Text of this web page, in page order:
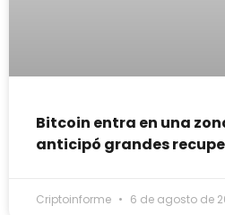
Bitcoin entra en una
anticipó grandes
Criptoinforme 6 de agosto de